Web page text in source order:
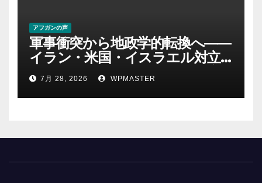
アフガンの声
軍事衝突から地政学的転換へ――
イラン・米国・イスラエル対立
後の中東 権力、抵抗、世界秩序
を問い直す-第２部
7月 28, 2026 WPMASTER